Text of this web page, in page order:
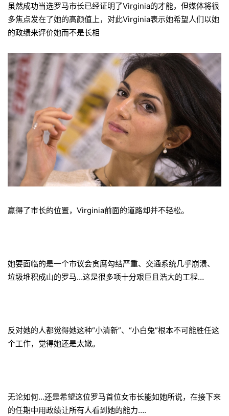
虽然成功当选罗马市长已经证明了Virginia的才能，但媒体将很
多焦点发在了她的高颜值上，对此Virginia表示她希望人们以她
的政绩来评价她而不是长相
赢得了市长的位置，Virginia前面的道路却并不轻松。
她要面临的是一个市议会贪腐勾结严重、交通系统几乎崩溃、
垃圾堆积成山的罗马…这是很多项十分艰巨且浩大的工程…
反对她的人都觉得她这种“小清新”、“小白兔”根本不可能胜任这
个工作，觉得她还是太嫩。
无论如何…还是希望这位罗马首位女市长能如她所说，在接下来
的任期中用政绩让所有人看到她的能力….